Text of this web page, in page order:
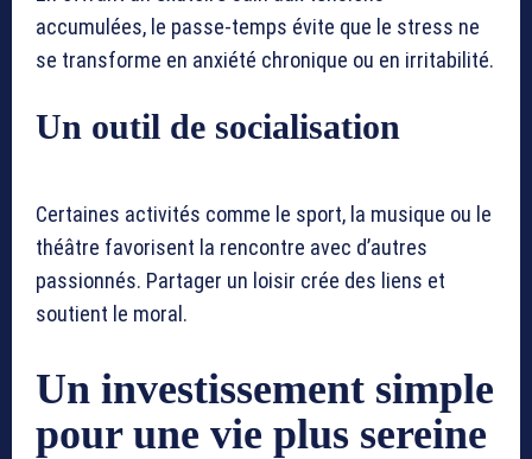
accumulées, le passe-temps évite que le stress ne
se transforme en anxiété chronique ou en irritabilité.
Un outil de socialisation
Certaines activités comme le sport, la musique ou le
théâtre favorisent la rencontre avec d’autres
passionnés. Partager un loisir crée des liens et
soutient le moral.
Un investissement simple
pour une vie plus sereine